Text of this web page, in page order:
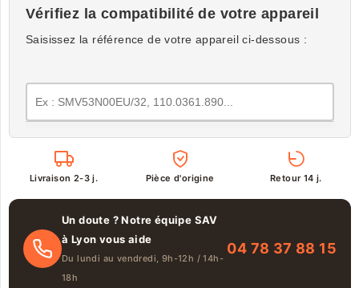
Vérifiez la compatibilité de votre appareil
Saisissez la référence de votre appareil ci-dessous :
Livraison 2-3 j. Pièce d'origine Retour 14 j.
Un doute ? Notre équipe SAV
à Lyon vous aide
Du lundi au vendredi, 9h-12h / 14h-
18h
04 78 37 88 15